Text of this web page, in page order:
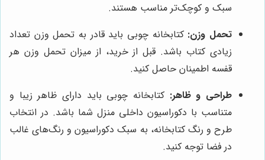
سبک و کوچک‌تر مناسب هستند.
تحمل وزن: کتابخانه چوبی باید قادر به تحمل وزن تعداد
زیادی کتاب باشد. قبل از خرید، از میزان تحمل وزن هر
قفسه اطمینان حاصل کنید.
طراحی و ظاهر: کتابخانه چوبی باید دارای ظاهر زیبا و
متناسب با دکوراسیون داخلی منزل شما باشد. در انتخاب
طرح و رنگ کتابخانه، به سبک دکوراسیون و رنگ‌های غالب
در فضا توجه کنید.